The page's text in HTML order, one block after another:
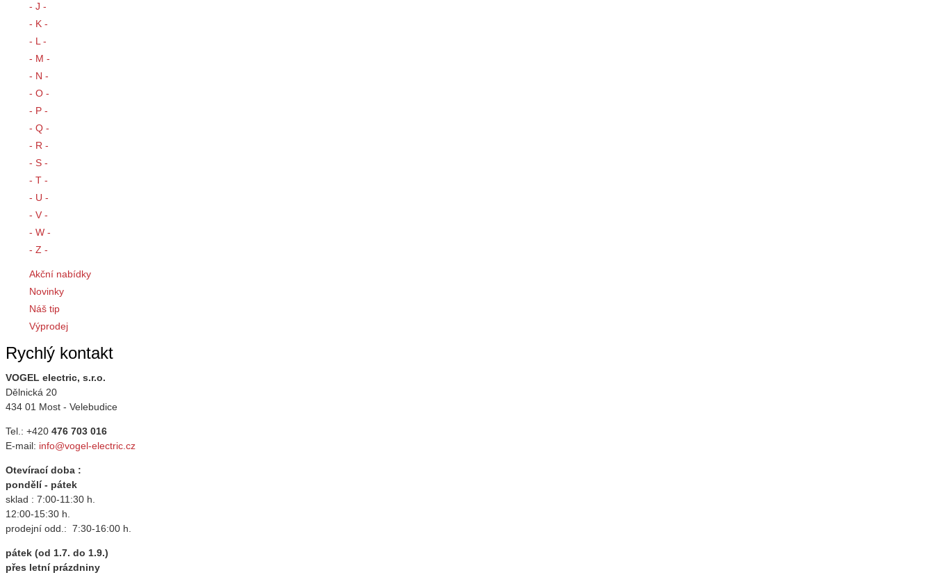
- J -
- K -
- L -
- M -
- N -
- O -
- P -
- Q -
- R -
- S -
- T -
- U -
- V -
- W -
- Z -
Akční nabídky
Novinky
Náš tip
Výprodej
Rychlý kontakt
VOGEL electric, s.r.o.
Dělnická 20
434 01 Most - Velebudice
Tel.: +420 476 703 016
E-mail: info@vogel-electric.cz
Otevírací doba :
pondělí - pátek
sklad : 7:00-11:30 h.
12:00-15:30 h.
prodejní odd.: 7:30-16:00 h.
pátek (od 1.7. do 1.9.)
přes letní prázdniny